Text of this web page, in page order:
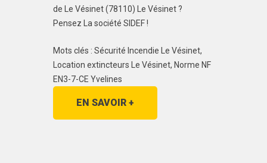
de Le Vésinet (78110) Le Vésinet ?
Pensez La société SIDEF !
Mots clés : Sécurité Incendie Le Vésinet,
Location extincteurs Le Vésinet, Norme NF
EN3-7-CE Yvelines
EN SAVOIR +